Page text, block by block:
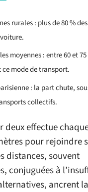
rurales : plus de 80 %
moyennes : entre 60 et
mode de transport.
: la part chute,
collectifs.
deux effectue
pour rejoindre
distances, souvent
conjuguées à
ancrent